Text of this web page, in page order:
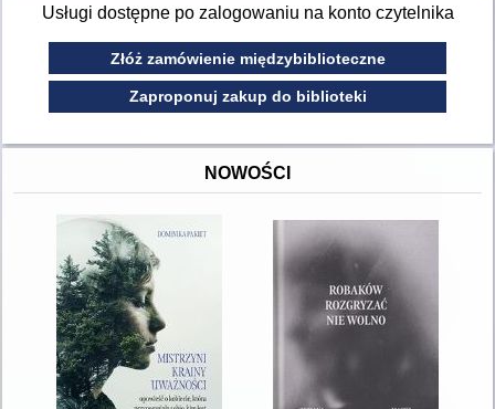
Usługi dostępne po zalogowaniu na konto czytelnika
Złóż zamówienie międzybiblioteczne
Zaproponuj zakup do biblioteki
NOWOŚCI